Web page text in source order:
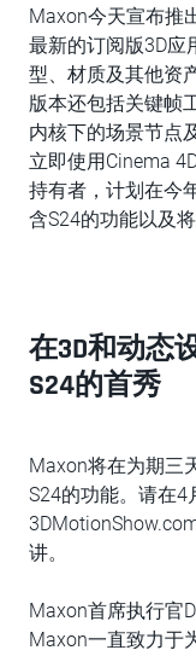
Maxon今天宣布推
最新的订阅版3D应
型、材质及其他资
版本还包括关键帧
内核下的场景节点
立即使用Cinema
持有者，计划在今
含S24的功能以及
在3D和动态
S24的首秀
Maxon将在为期三
S24的功能。请在4
讲。
Maxon首席执行官
Maxon一直致力于